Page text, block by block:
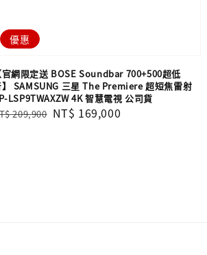
優惠
官網限定送 BOSE Soundbar 700+500超低
SAMSUNG 三星 The Premiere 超短焦雷射
LSP9TWAXZW 4K 智慧電視 公司貨
209,900 Sale
NT$ 169,000